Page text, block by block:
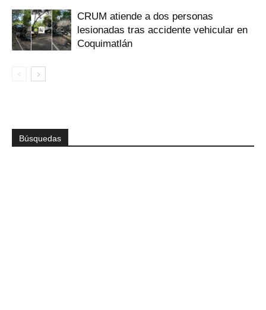
CRUM atiende a dos personas
lesionadas tras accidente vehicular en
Coquimatlán
Búsquedas